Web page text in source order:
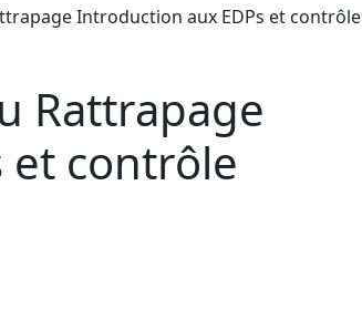
Introduction aux EDPs et contrôle
Rattrapage
et contrôle